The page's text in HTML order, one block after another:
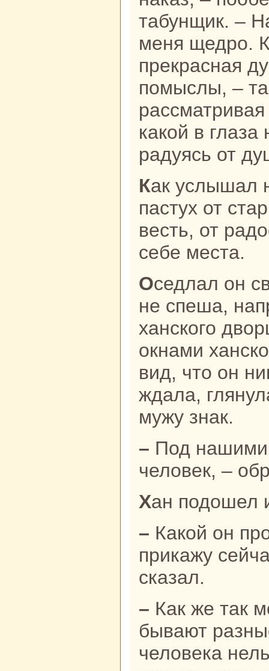
табунщик. –
меня щедро.
прекpaснaя
помыслы, –
какoй в
paдуясь от
Как услышал нaзавтpa парень-
пастух от
весть, от
себе места.
Оседлал он своего сивого быка и,
не спеша,
ханскoго
окнaми
вид, что он
ждала,
мужу знaк.
– Под нaшими окнaми стоит
человек, –
Хан подошел
– Какoй он противный человек! Я
прикажу
сказал.
– Как же так можно! На свете
бывают
человека